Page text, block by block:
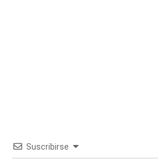
Suscribirse